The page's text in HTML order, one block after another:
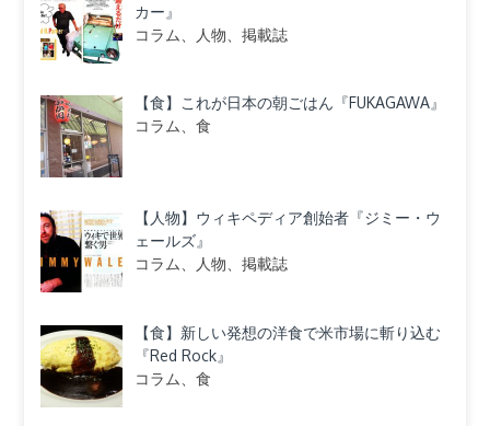
カー』
コラム、人物、掲載誌
【食】これが日本の朝ごはん『FUKAGAWA』
コラム、食
【人物】ウィキペディア創始者『ジミー・ウ
ェールズ』
コラム、人物、掲載誌
【食】新しい発想の洋食で米市場に斬り込む
『Red Rock』
コラム、食